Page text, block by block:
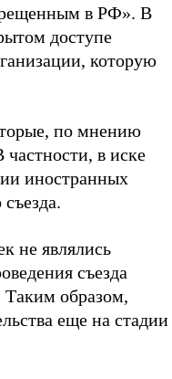
в РФ». В
доступе
которую
по мнению
в иске
иностранных
не являлись
съезда
Таким образом,
еще на стадии